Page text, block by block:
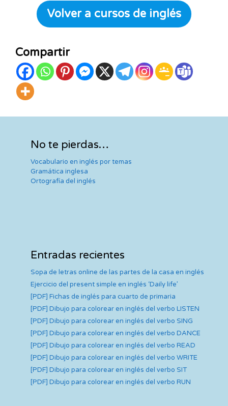
Volver a cursos de inglés
Compartir
No te pierdas…
Vocabulario en inglés por temas
Gramática inglesa
Ortografía del inglés
Entradas recientes
Sopa de letras online de las partes de la casa en inglés
Ejercicio del present simple en inglés ‘Daily life’
[PDF] Fichas de inglés para cuarto de primaria
[PDF] Dibujo para colorear en inglés del verbo LISTEN
[PDF] Dibujo para colorear en inglés del verbo SING
[PDF] Dibujo para colorear en inglés del verbo DANCE
[PDF] Dibujo para colorear en inglés del verbo READ
[PDF] Dibujo para colorear en inglés del verbo WRITE
[PDF] Dibujo para colorear en inglés del verbo SIT
[PDF] Dibujo para colorear en inglés del verbo RUN